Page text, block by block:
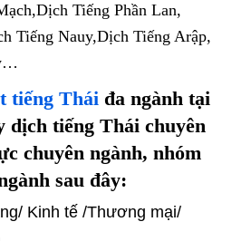
Tiếng Phần Lan,
Tiếng Nauy,Dịch Tiếng Arập,
tiếng Thái đa ngành tại
dịch tiếng Thái chuyên
chuyên ngành, nhóm
sau đây:
Kinh tế /Thương mại/